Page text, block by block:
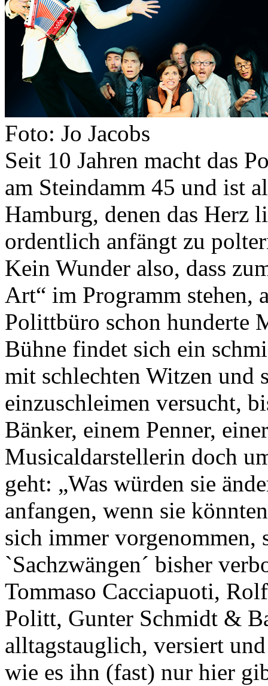
Foto: Jo Jacobs
Seit 10 Jahren macht das
am Steindamm 45 und ist
Hamburg, denen das Herz
ordentlich anfängt zu
Kein Wunder also, dass
Art“ im Programm stehen,
Polittbüro schon hunderte
Bühne findet sich ein
mit schlechten Witzen und
einzuschleimen versucht,
Bänker, einem Penner,
Musicaldarstellerin doch
geht: „Was würden sie
anfangen, wenn sie
sich immer vorgenommen,
`Sachzwängen´ bisher
Tommaso Cacciapuoti,
Politt, Gunter Schmidt &
alltagstauglich, versiert
wie es ihn (fast) nur hier